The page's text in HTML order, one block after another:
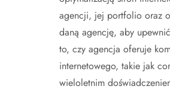
agencji, jej portfolio oraz
daną agencję, aby
to, czy agencja oferuje
internetowego, takie jak
wieloletnim